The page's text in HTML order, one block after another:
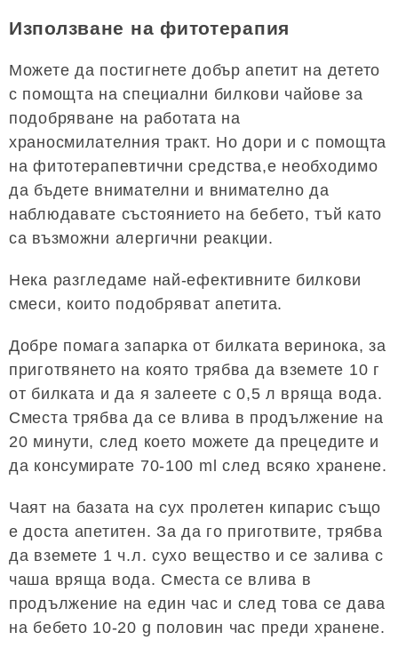
Използване на фитотерапия
Можете да постигнете добър апетит на детето
с помощта на специални билкови чайове за
подобряване на работата на
храносмилателния тракт. Но дори и с помощта
на фитотерапевтични средства,е необходимо
да бъдете внимателни и внимателно да
наблюдавате състоянието на бебето, тъй като
са възможни алергични реакции.
Нека разгледаме най-ефективните билкови
смеси, които подобряват апетита.
Добре помага запарка от билката веринока, за
приготвянето на която трябва да вземете 10 г
от билката и да я залеете с 0,5 л вряща вода.
Сместа трябва да се влива в продължение на
20 минути, след което можете да прецедите и
да консумирате 70-100 ml след всяко хранене.
Чаят на базата на сух пролетен кипарис също
е доста апетитен. За да го приготвите, трябва
да вземете 1 ч.л. сухо вещество и се залива с
чаша вряща вода. Сместа се влива в
продължение на един час и след това се дава
на бебето 10-20 g половин час преди хранене.